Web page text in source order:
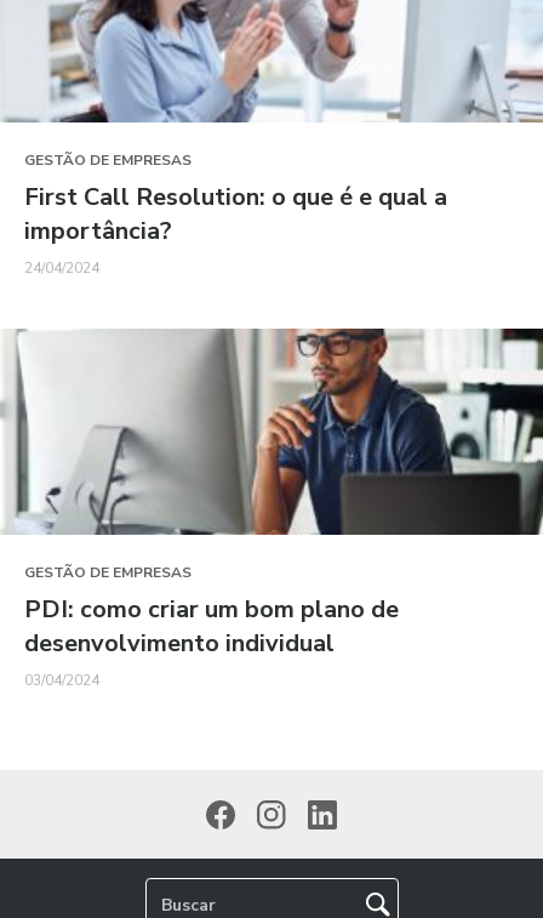
GESTÃO DE EMPRESAS
First Call Resolution: o que é e qual a
importância?
24/04/2024
GESTÃO DE EMPRESAS
PDI: como criar um bom plano de
desenvolvimento individual
03/04/2024